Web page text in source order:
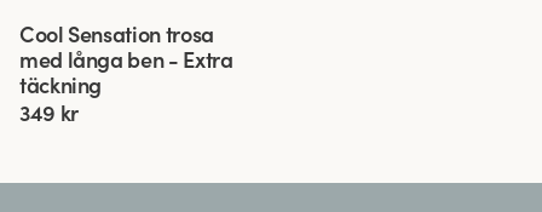
Viewing image 1 of 3
4 för 3 Extra täckning
Cool Sensation trosa
med långa ben - Extra
täckning
349 kr